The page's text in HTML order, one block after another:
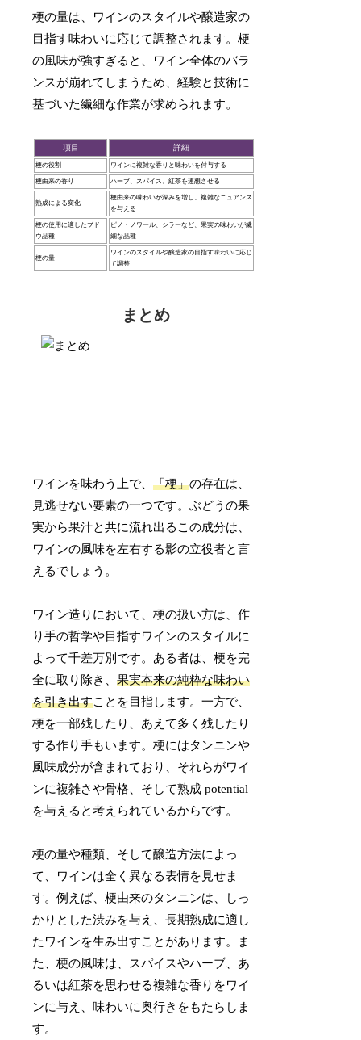
梗の量は、ワインのスタイルや醸造家の
目指す味わいに応じて調整されます。梗
の風味が強すぎると、ワイン全体のバラ
ンスが崩れてしまうため、経験と技術に
基づいた繊細な作業が求められます。
項目 詳細
梗の役割 ワインに複雑な香りと味わいを付与する
梗由来の香り ハーブ、スパイス、紅茶を連想させる
熟成による変化
梗由来の味わいが深みを増し、複雑なニュアンス
を与える
梗の使用に適したブド
ウ品種
ピノ・ノワール、シラーなど、果実の味わいが繊
細な品種
梗の量
ワインのスタイルや醸造家の目指す味わいに応じ
て調整
まとめ
ワインを味わう上で、「梗」の存在は、
見逃せない要素の一つです。ぶどうの果
実から果汁と共に流れ出るこの成分は、
ワインの風味を左右する影の立役者と言
えるでしょう。
ワイン造りにおいて、梗の扱い方は、作
り手の哲学や目指すワインのスタイルに
よって千差万別です。ある者は、梗を完
全に取り除き、果実本来の純粋な味わい
を引き出すことを目指します。一方で、
梗を一部残したり、あえて多く残したり
する作り手もいます。梗にはタンニンや
風味成分が含まれており、それらがワイ
ンに複雑さや骨格、そして熟成 potential
を与えると考えられているからです。
梗の量や種類、そして醸造方法によっ
て、ワインは全く異なる表情を見せま
す。例えば、梗由来のタンニンは、しっ
かりとした渋みを与え、長期熟成に適し
たワインを生み出すことがあります。ま
た、梗の風味は、スパイスやハーブ、あ
るいは紅茶を思わせる複雑な香りをワイ
ンに与え、味わいに奥行きをもたらしま
す。